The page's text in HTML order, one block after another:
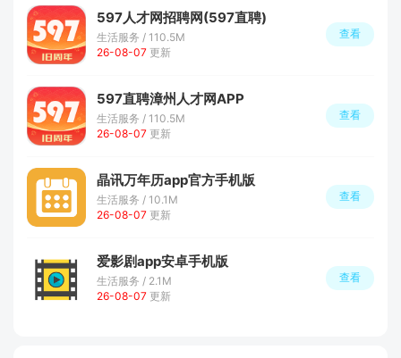
597人才网招聘网(597直聘)
生活服务 / 110.5M
26-08-07 更新
查看
597直聘漳州人才网APP
生活服务 / 110.5M
26-08-07 更新
查看
晶讯万年历app官方手机版
生活服务 / 10.1M
26-08-07 更新
查看
爱影剧app安卓手机版
生活服务 / 2.1M
26-08-07 更新
查看